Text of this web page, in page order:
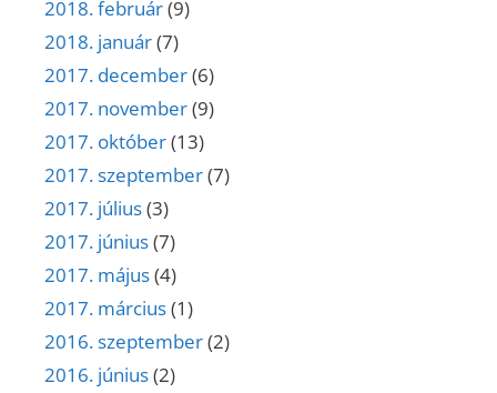
2018. február(9)
2018. január(7)
2017. december(6)
2017. november(9)
2017. október(13)
2017. szeptember(7)
2017. július(3)
2017. június(7)
2017. május(4)
2017. március(1)
2016. szeptember(2)
2016. június(2)